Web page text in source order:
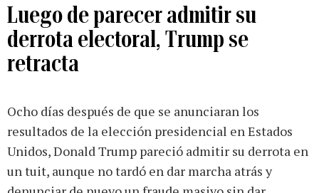
Luego de parecer admitir su
derrota electoral, Trump se
retracta
Ocho días después de que se anunciaran los
resultados de la elección presidencial en Estados
Unidos, Donald Trump pareció admitir su derrota en
un tuit, aunque no tardó en dar marcha atrás y